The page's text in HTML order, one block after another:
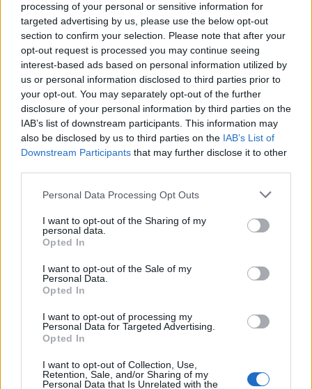
processing of your personal or sensitive information for
targeted advertising by us, please use the below opt-out
section to confirm your selection. Please note that after your
opt-out request is processed you may continue seeing
interest-based ads based on personal information utilized by
us or personal information disclosed to third parties prior to
your opt-out. You may separately opt-out of the further
disclosure of your personal information by third parties on the
IAB’s list of downstream participants. This information may
also be disclosed by us to third parties on the IAB’s List of
Downstream Participants that may further disclose it to other
Please note that this website/app uses one or more Google
not limited to your visit or usage behaviour. You may click to
grant or deny consent to Google and its third-party tags to
use your data for below specified purposes in below Google
consent section.
Personal Data Processing Opt Outs
I want to opt-out of the Sharing of my
personal data.
Opted In
I want to opt-out of the Sale of my
Personal Data.
Opted In
I want to opt-out of processing my
Personal Data for Targeted Advertising.
Opted In
I want to opt-out of Collection, Use,
Retention, Sale, and/or Sharing of my
Personal Data that Is Unrelated with the
Πηγή: Shutterstock
Πώς μπορείς να πας στηΒιέννητα Χριστούγεννα και να
μη φύγεις ερωτευμένος μαζί της; Μία από τις πιο
γνωστές χριστουγεννιάτικες αγορές της πόλης είναι η
παραδοσιακή Vienna Magic of Advent, η οποία
μετατρέπει την πλατεία Δημαρχείου σε ένα
παραμυθένιο σκηνικό. Τα δέντρα με τα λαμπιόνια γύρω
από την πλατεία ακτινοβολούν σαν μια θάλασσα
εδέσματα και το ζεστό κρασί, δεν αφήνουν κανέναν
δυσαρεστημένο.
Πότε: 17 Νοεμβρίου - 26 Δεκεμβρίου
Βρυξέλλες, Βέλγιο